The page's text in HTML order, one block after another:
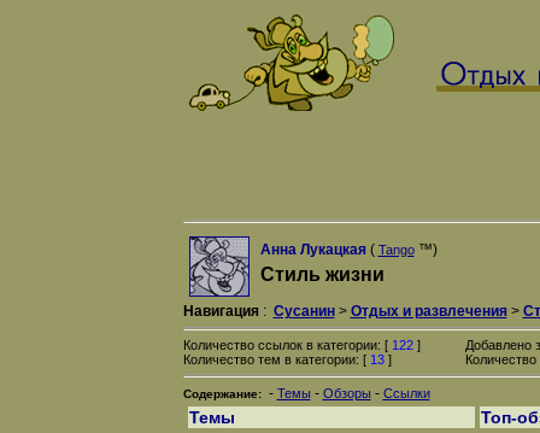
Анна Лукацкая( Tango™)
Стиль жизни
Навигация: Сусанин> Отдых и развлечения>
Количество ссылок в категории: [ 122]
Количество тем в категории: [ 13]
Добавлено
Содержание: - Темы - Обзоры - Ссылки
Темы
Топ-